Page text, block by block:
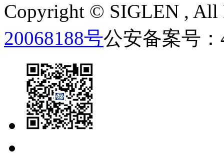
Copyright © SIGLEN , All
20068188号公安备案号：